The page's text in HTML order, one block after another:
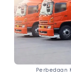
Perbedaan